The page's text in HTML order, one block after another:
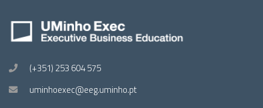
(+351) 253 604 575
uminhoexec@eeg.uminho.pt